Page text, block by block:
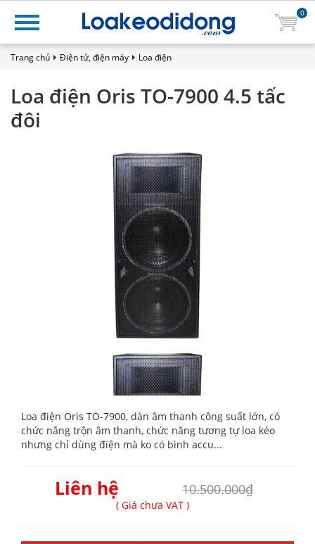
0
Trang chủ Điện tử, điện máy Loa điện
Loa điện Oris TO-7900 4.5 tấc
đôi
Loa điện Oris TO-7900, dàn âm thanh công suất lớn, có
chức năng trộn âm thanh, chức năng tương tự loa kéo
nhưng chỉ dùng điện mà ko có bình accu...
Liên hệ 10.500.000₫
( Giá chưa VAT )